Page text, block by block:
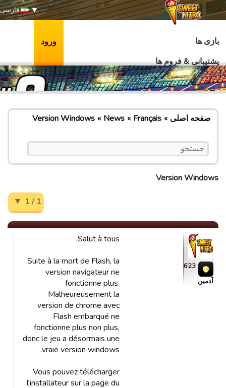
فارسی
بازی ها
پشتیبانی & فروم ها
ورود
صفحه اصلی Français
News
Version Windows
Version Windows
1 / 1
fada623
آدمین
Salut à tous,
Suite à la mort de Flash, la
version navigateur ne
fonctionne plus.
Malheureusement la
version de chrome avec
Flash embarqué ne
fonctionne plus non plus,
donc le jeu a désormais une
vraie version windows.
Vous pouvez télécharger
l'installateur sur la page du